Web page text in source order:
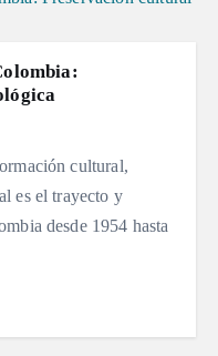
cultural,
es el trayecto y
desde 1954 hasta